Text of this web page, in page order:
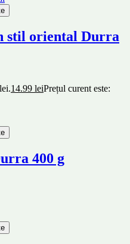
stil oriental Durra
14.99 leiPrețul curent este:
400 g